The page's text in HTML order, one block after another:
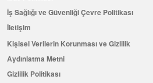
İş Sağlığı ve Güvenliği Çevre Politikası
İletişim
Kişisel Verilerin Korunması ve Gizlilik
Aydınlatma Metni
Gizlilik Politikası